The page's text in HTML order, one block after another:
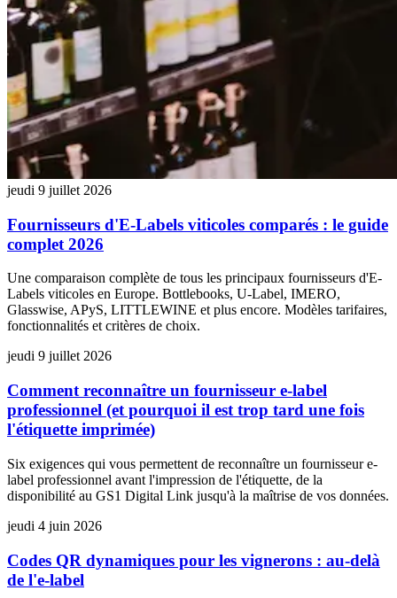
jeudi 9 juillet 2026
Fournisseurs d'E-Labels viticoles comparés : le guide
complet 2026
Une comparaison complète de tous les principaux fournisseurs d'E-
Labels viticoles en Europe. Bottlebooks, U-Label, IMERO,
Glasswise, APyS, LITTLEWINE et plus encore. Modèles tarifaires,
fonctionnalités et critères de choix.
jeudi 9 juillet 2026
Comment reconnaître un fournisseur e-label
professionnel (et pourquoi il est trop tard une fois
l'étiquette imprimée)
Six exigences qui vous permettent de reconnaître un fournisseur e-
label professionnel avant l'impression de l'étiquette, de la
disponibilité au GS1 Digital Link jusqu'à la maîtrise de vos données.
jeudi 4 juin 2026
Codes QR dynamiques pour les vignerons : au-delà
de l'e-label